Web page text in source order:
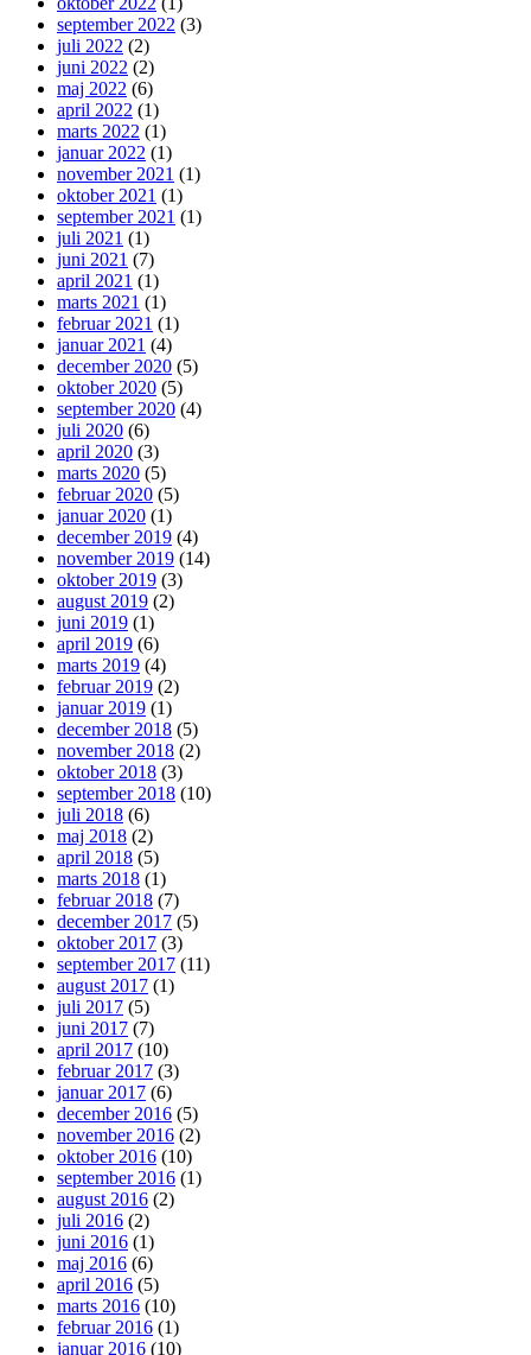
september 2022 (3)
juli 2022 (2)
juni 2022 (2)
maj 2022 (6)
april 2022 (1)
marts 2022 (1)
januar 2022 (1)
november 2021 (1)
oktober 2021 (1)
september 2021 (1)
juli 2021 (1)
juni 2021 (7)
april 2021 (1)
marts 2021 (1)
februar 2021 (1)
januar 2021 (4)
december 2020 (5)
oktober 2020 (5)
september 2020 (4)
juli 2020 (6)
april 2020 (3)
marts 2020 (5)
februar 2020 (5)
januar 2020 (1)
december 2019 (4)
november 2019 (14)
oktober 2019 (3)
august 2019 (2)
juni 2019 (1)
april 2019 (6)
marts 2019 (4)
februar 2019 (2)
januar 2019 (1)
december 2018 (5)
november 2018 (2)
oktober 2018 (3)
september 2018 (10)
juli 2018 (6)
maj 2018 (2)
april 2018 (5)
marts 2018 (1)
februar 2018 (7)
december 2017 (5)
oktober 2017 (3)
september 2017 (11)
august 2017 (1)
juli 2017 (5)
juni 2017 (7)
april 2017 (10)
februar 2017 (3)
januar 2017 (6)
december 2016 (5)
november 2016 (2)
oktober 2016 (10)
september 2016 (1)
august 2016 (2)
juli 2016 (2)
juni 2016 (1)
maj 2016 (6)
april 2016 (5)
marts 2016 (10)
februar 2016 (1)
januar 2016 (10)